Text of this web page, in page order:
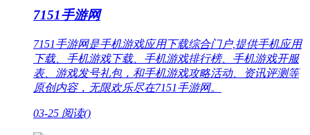
7151手游网
7151手游网是手机游戏应用下载综合门户,提供手机应用
下载、手机游戏下载、手机游戏排行榜、手机游戏开服
表、游戏发号礼包，和手机游戏攻略活动、资讯评测等
原创内容，无限欢乐尽在7151手游网。
03-25 阅读()